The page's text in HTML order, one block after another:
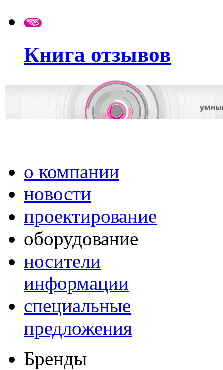
Книга отзывов
о компании
новости
проектирование
оборудование
носители
информации
специальные
предложения
Бренды